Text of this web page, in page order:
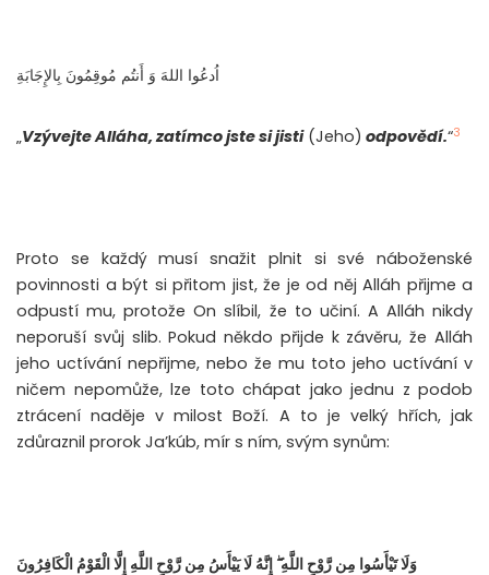
اُدعُوا اللهَ وَ أَنتُم مُوقِمُونَ بِالإِجَابَةِ
„Vzývejte Alláha, zatímco jste si jisti(Jeho) odpovědí.“3
Proto se každý musí snažit plnit si své náboženské
povinnosti a být si přitom jist, že je od něj Alláh přijme a
odpustí mu, protože On slíbil, že to učiní. A Alláh nikdy
neporuší svůj slib. Pokud někdo přijde k závěru, že Alláh
jeho uctívání nepřijme, nebo že mu toto jeho uctívání v
ničem nepomůže, lze toto chápat jako jednu z podob
ztrácení naděje v milost Boží. A to je velký hřích, jak
zdůraznil prorok Ja’kúb, mír s ním, svým synům:
وَلَا تَيْأَسُوا مِن رَّوْحِ اللَّهِ ۖ إِنَّهُ لَا يَيْأَسُ مِن رَّوْحِ اللَّهِ إِلَّا الْقَوْمُ الْكَافِرُونَ